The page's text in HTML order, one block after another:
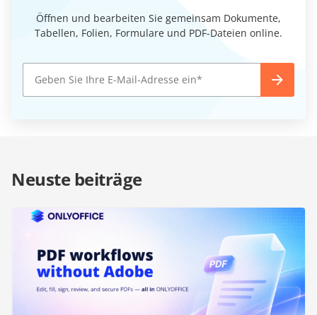
Öffnen und bearbeiten Sie gemeinsam Dokumente,
Tabellen, Folien, Formulare und PDF-Dateien online.
Neuste beiträge